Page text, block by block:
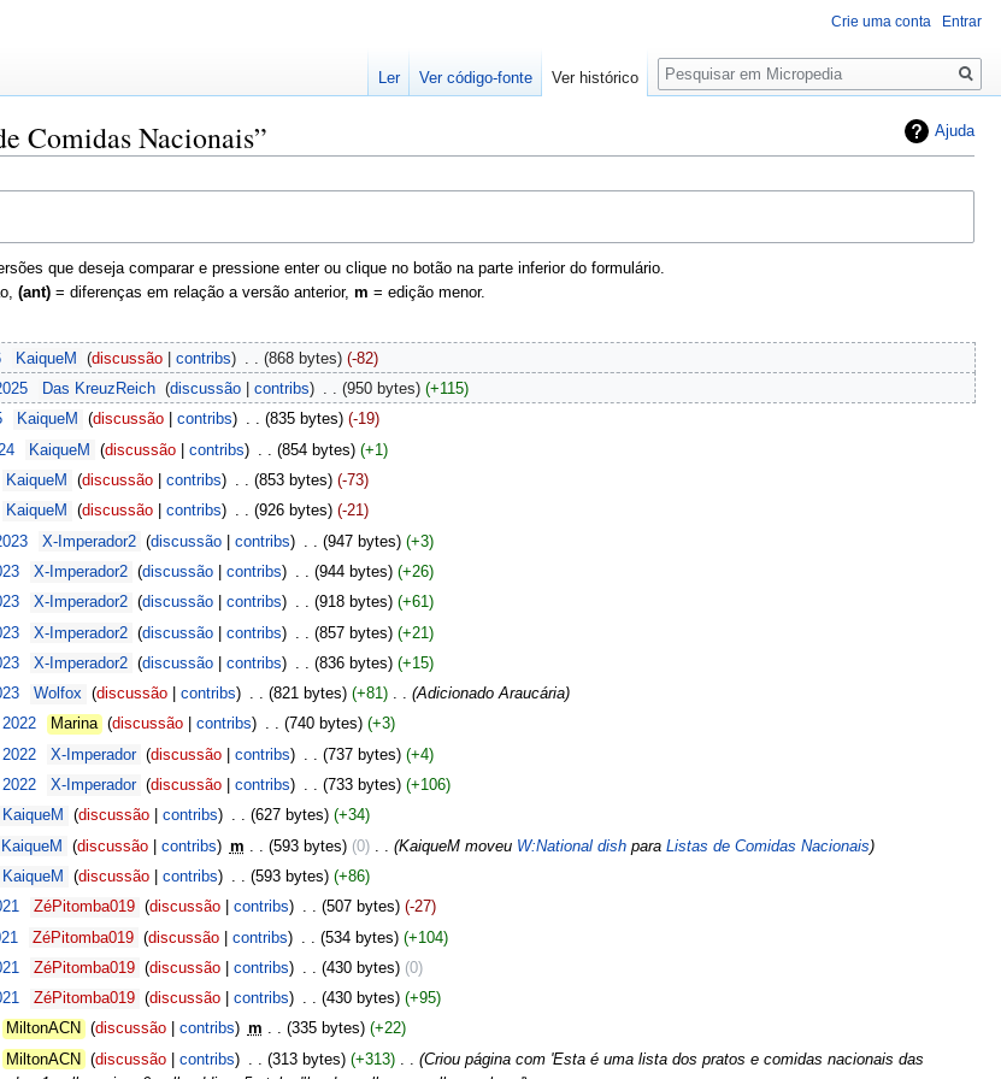
Ajuda
Comidas Nacionais”
que deseja comparar e pressione enter ou clique no botão na parte inferior do formulário.
(ant)= diferenças em relação a versão anterior, m = edição menor.
‎ KaiqueM discussão contribs 868 bytes
-82
‎ Das KreuzReich discussão contribs 950 bytes
+115
‎ KaiqueM discussão contribs 835 bytes
-19
‎ KaiqueM discussão contribs 854 bytes
+1
KaiqueM discussão contribs 853 bytes
-73
KaiqueM discussão contribs 926 bytes
-21
‎ X-Imperador2 discussão contribs 947 bytes
+3
‎ X-Imperador2 discussão contribs 944 bytes
+26
‎ X-Imperador2 discussão contribs 918 bytes
+61
‎ X-Imperador2 discussão contribs 857 bytes
+21
‎ X-Imperador2 discussão contribs 836 bytes
+15
‎ Wolfox discussão contribs 821 bytes +81 ‎
Adicionado Araucária
‎ Marina discussão contribs 740 bytes
+3
‎ X-Imperador discussão contribs 737 bytes
+4
‎ X-Imperador discussão contribs 733 bytes
+106
KaiqueM discussão contribs 627 bytes
+34
KaiqueM discussão contribs m 593 bytes 0 ‎ KaiqueM moveu W:National dishpara Listas de Comidas Nacionais
KaiqueM discussão contribs 593 bytes
+86
‎ ZéPitomba019 discussão contribs 507 bytes
-27
ZéPitomba019 discussão contribs 534 bytes
+104
ZéPitomba019 discussão contribs 430 bytes
0
‎ ZéPitomba019 discussão contribs 430 bytes
+95
MiltonACN discussão contribs m 335 bytes
+22
MiltonACN discussão contribs 313 bytes +313 ‎
Criou página com 'Esta é uma lista dos pratos e comidas nacionais das
Crie uma conta Entrar
Ler Ver código-fonte Ver histórico
Pesquisa